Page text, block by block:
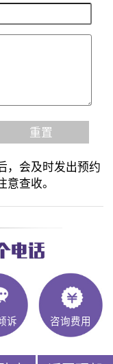
重置
，会及时发出预约
查收。
诉 咨询费用